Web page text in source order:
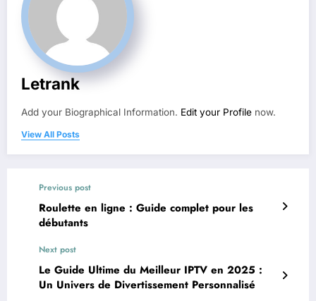
Letrank
Add your Biographical Information. Edit your Profile now.
View All Posts
Previous post
Roulette en ligne : Guide complet pour les
débutants
Next post
Le Guide Ultime du Meilleur IPTV en 2025 :
Un Univers de Divertissement Personnalisé